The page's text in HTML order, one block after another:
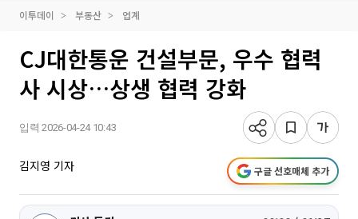
이투데이 부동산 업계
CJ대한통운 건설부문, 우수 협력
사 시상…상생 협력 강화
입력 2026-04-24 10:43
김지영 기자 구글 선호매체 추가